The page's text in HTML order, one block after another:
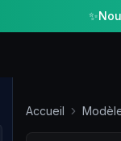
✨
Accueil